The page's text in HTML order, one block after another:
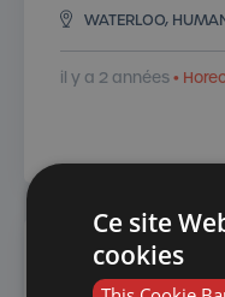
WATERLOO,
il y a 2 années•
CHEF DE PARTIE
Ce site
cookies